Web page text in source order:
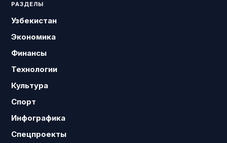
РАЗДЕЛЫ
Узбекистан
Экономика
Финансы
Технологии
Культура
Спорт
Инфографика
Спецпроекты